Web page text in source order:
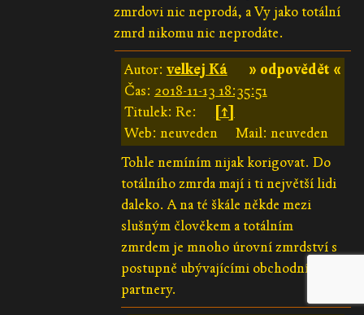
zmrdovi nic neprodá, a Vy jako totální
zmrd nikomu nic neprodáte.
» odpovědět «
Autor: velkej Ká
Čas: 2018-11-13 18:35:51
Titulek: Re:
[↑]
Web: neuveden
Mail: neuveden
Tohle nemíním nijak korigovat. Do
totálního zmrda mají i ti největší lidi
daleko. A na té škále někde mezi
slušným člověkem a totálním
zmrdem je mnoho úrovní zmrdství s
postupně ubývajícími obchodními
partnery.